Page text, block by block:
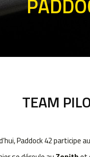
TEAM
Paddock 42 participe